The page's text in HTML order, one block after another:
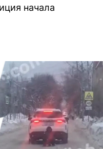
начала